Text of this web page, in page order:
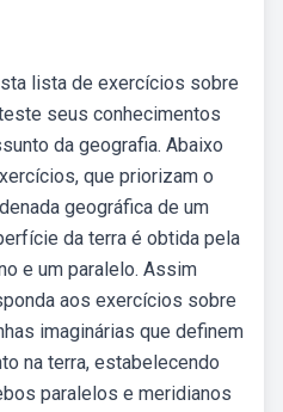
lista de exercícios sobre
seus conhecimentos
da geografia. Abaixo
que priorizam o
geográfica de um
da terra é obtida pela
e um paralelo. Assim
aos exercícios sobre
imaginárias que definem
na terra, estabelecendo
paralelos e meridianos